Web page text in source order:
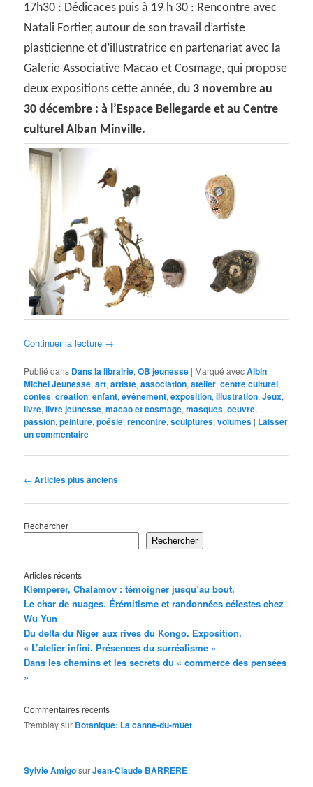
17h30 : Dédicaces puis à 19 h 30 : Rencontre avec
Natali Fortier, autour de son travail d’artiste
plasticienne et d’illustratrice en partenariat avec la
Galerie Associative Macao et Cosmage, qui propose
deux expositions cette année, du3 novembre au
30 décembre : à l’Espace Bellegarde et au Centre
culturel Alban Minville.
Continuer la lecture →
Publié dans Dans la librairie,OB jeunesse | Marqué avecAlbin
Michel Jeunesse,art,artiste,association,atelier,centre culturel,
contes,création,enfant,événement,exposition,illustration,Jeux,
livre,livre jeunesse,macao et cosmage,masques,oeuvre,
passion,peinture,poésie,rencontre,sculptures,volumes | Laisser
un commentaire
Navigation
articles
← Articles plus anciens
Rechercher
Rechercher
Articles récents
Klemperer, Chalamov : témoigner jusqu’au bout.
Le char de nuages. Érémitisme et randonnées célestes chez
Wu Yun
Du delta du Niger aux rives du Kongo. Exposition.
« L’atelier infini. Présences du surréalisme »
Dans les chemins et les secrets du « commerce des pensées
»
Commentaires récents
Tremblaysur Botanique: La canne-du-muet
Sylvie AmigosurJean-Claude BARRERE